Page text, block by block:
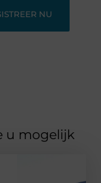
NU
u mogelijk